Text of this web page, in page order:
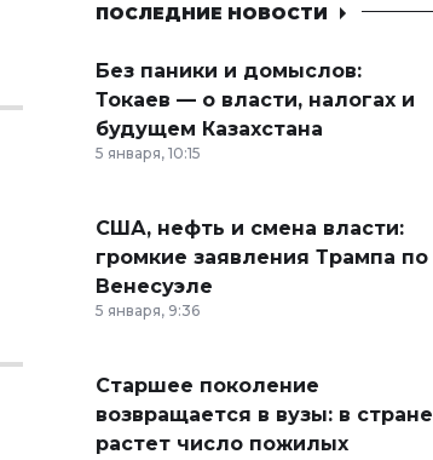
ПОСЛЕДНИЕ НОВОСТИ
Без паники и домыслов:
Токаев — о власти, налогах и
будущем Казахстана
5 января, 10:15
США, нефть и смена власти:
громкие заявления Трампа по
Венесуэле
5 января, 9:36
Старшее поколение
возвращается в вузы: в стране
растет число пожилых